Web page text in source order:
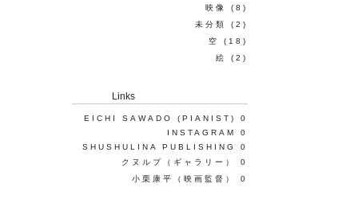
映像
(8)
未分類
(2)
空
(18)
絵
(2)
Links
EICHI SAWADO (PIANIST)
0
INSTAGRAM
0
SHUSHULINA PUBLISHING
0
クヌルプ（ギャラリー）
0
小栗康平（映画監督）
0